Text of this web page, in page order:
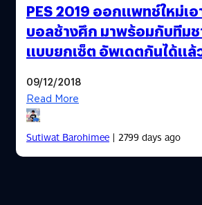
PES 2019 ออกแพทช์ใหม่เอ
บอลช้างศึก มาพร้อมกับทีมช
แบบยกเซ็ต อัพเดตกันได้แล้
09/12/2018
Read More
Sutiwat Barohimee| 2799 days ago